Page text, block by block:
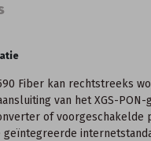
Fiber kan rechtstreeks
van het XGS-
of voorgeschakelde
geïntegreerde